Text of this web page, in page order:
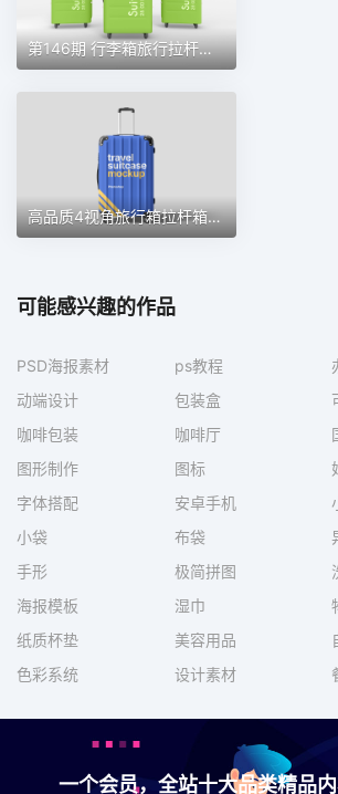
第146期 行李箱旅行拉杆手提箱提案效果图展示VI智能贴图样机
高品质4视角旅行箱拉杆箱样机 第90期
可能感兴趣的作品
PSD海报素材 ps教程
动端设计
包装盒
咖啡包装
咖啡厅
图形制作
图标
字体搭配
安卓手机
小袋
布袋
手形
极简拼图
海报模板
湿巾
纸质杯垫
美容用品
色彩系统
设计素材
一个会员，全站十大品类精品